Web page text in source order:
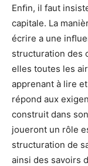
Enﬁn, il faut
capitale. La
écrire a une
structuration des
elles toutes les
apprenant à lire
répond aux
construit dans
joueront un rôle
structuration de
ainsi des savoirs